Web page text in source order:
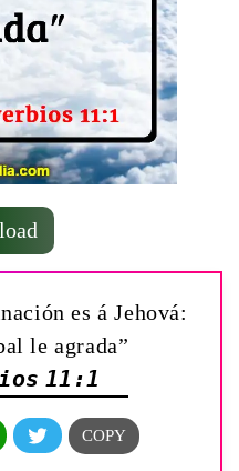
es á Jehová:
le agrada”
11:1